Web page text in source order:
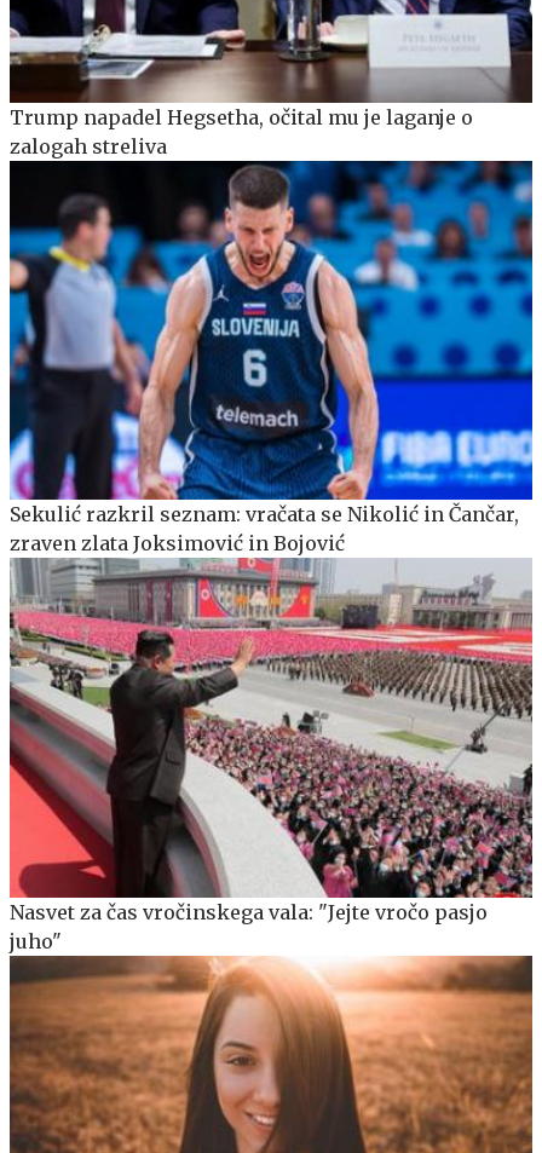
Trump napadel Hegsetha, očital mu je laganje o
zalogah streliva
Sekulić razkril seznam: vračata se Nikolić in Čančar,
zraven zlata Joksimović in Bojović
Nasvet za čas vročinskega vala: "Jejte vročo pasjo
juho"